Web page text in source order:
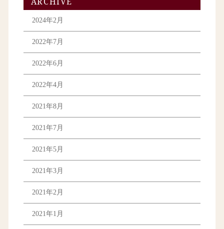
2024年2月
2022年7月
2022年6月
2022年4月
2021年8月
2021年7月
2021年5月
2021年3月
2021年2月
2021年1月